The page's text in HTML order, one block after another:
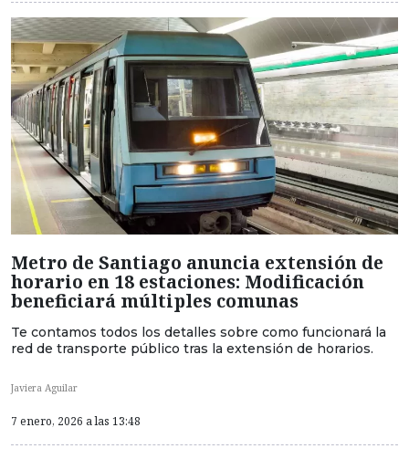
Metro de Santiago anuncia extensión de
horario en 18 estaciones: Modificación
beneficiará múltiples comunas
Te contamos todos los detalles sobre como funcionará la
red de transporte público tras la extensión de horarios.
Javiera Aguilar
7 enero, 2026 a las 13:48